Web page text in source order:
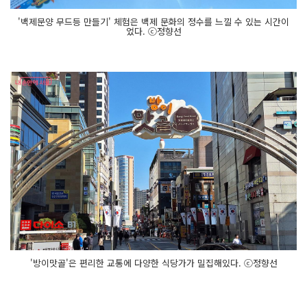
'백제문양 무드등 만들기' 체험은 백제 문화의 정수를 느낄 수 있는 시간이
었다. ⓒ정향선
'방이맛골'은 편리한 교통에 다양한 식당가가 밀집해있다. ⓒ정향선